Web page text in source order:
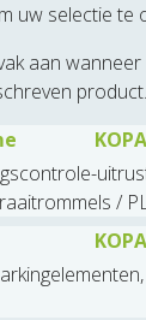
uw selectie te
aan
product.
/